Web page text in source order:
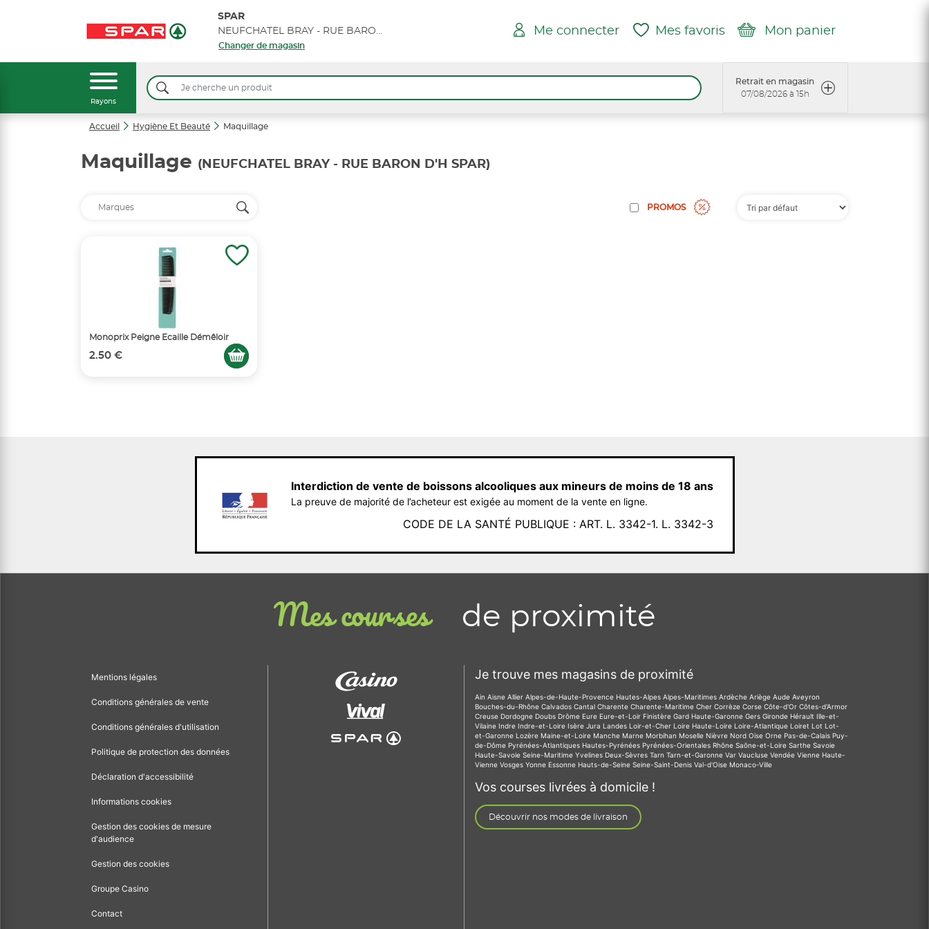
SPAR
NEUFCHATEL BRAY - RUE BARON D'H SPAR
Changer de magasin
Me connecter Mes favoris Mon panier
Rayons
Retrait en magasin
07/08/2026 à 15h
Accueil Hygiène Et Beauté Maquillage
Maquillage (NEUFCHATEL BRAY - RUE BARON D'H SPAR)
PROMOS
Monoprix Peigne Ecaille Démêloir
2.50 €
Interdiction de vente de boissons alcooliques aux mineurs de moins de 18 ans
La preuve de majorité de l’acheteur est exigée au moment de la vente en ligne.
CODE DE LA SANTÉ PUBLIQUE : ART. L. 3342-1. L. 3342-3
Mes courses de proximité
Mentions légales
Conditions générales de vente
Conditions générales d'utilisation
Politique de protection des données
Déclaration d'accessibilité
Informations cookies
Gestion des cookies de mesure
d'audience
Gestion des cookies
Groupe Casino
Contact
Je trouve mes magasins de proximité
Ain Aisne Allier Alpes-de-Haute-Provence Hautes-Alpes Alpes-Maritimes Ardèche Ariège Aude Aveyron
Bouches-du-Rhône Calvados Cantal Charente Charente-Maritime Cher Corrèze Corse Côte-d'Or Côtes-d'Armor
Creuse Dordogne Doubs Drôme Eure Eure-et-Loir Finistère Gard Haute-Garonne Gers Gironde Hérault Ille-et-
Vilaine Indre Indre-et-Loire Isère Jura Landes Loir-et-Cher Loire Haute-Loire Loire-Atlantique Loiret Lot Lot-
et-Garonne Lozère Maine-et-Loire Manche Marne Morbihan Moselle Nièvre Nord Oise Orne Pas-de-Calais Puy-
de-Dôme Pyrénées-Atlantiques Hautes-Pyrénées Pyrénées-Orientales Rhône Saône-et-Loire Sarthe Savoie
Haute-Savoie Seine-Maritime Yvelines Deux-Sèvres Tarn Tarn-et-Garonne Var Vaucluse Vendée Vienne Haute-
Vienne Vosges Yonne Essonne Hauts-de-Seine Seine-Saint-Denis Val-d'Oise Monaco-Ville
Vos courses livrées à domicile !
Découvrir nos modes de livraison